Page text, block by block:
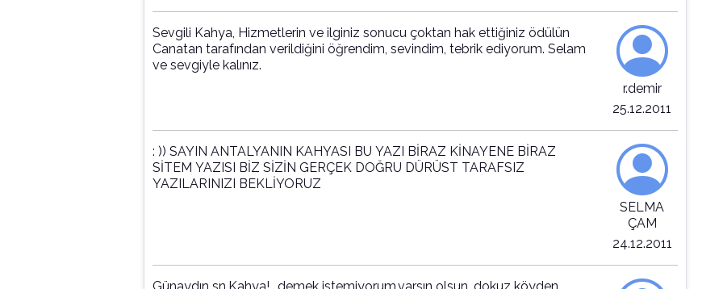
Sevgili Kahya, Hizmetlerin ve ilginiz sonucu çoktan hak ettiğiniz ödülün
Canatan tarafından verildiğini öğrendim, sevindim, tebrik ediyorum. Selam
ve sevgiyle kalınız.
r.demir
25.12.2011
: )) SAYIN ANTALYANIN KAHYASI BU YAZI BİRAZ KİNAYENE BİRAZ
SİTEM YAZISI BİZ SİZİN GERÇEK DOĞRU DÜRÜST TARAFSIZ
YAZILARINIZI BEKLİYORUZ
SELMA
ÇAM
24.12.2011